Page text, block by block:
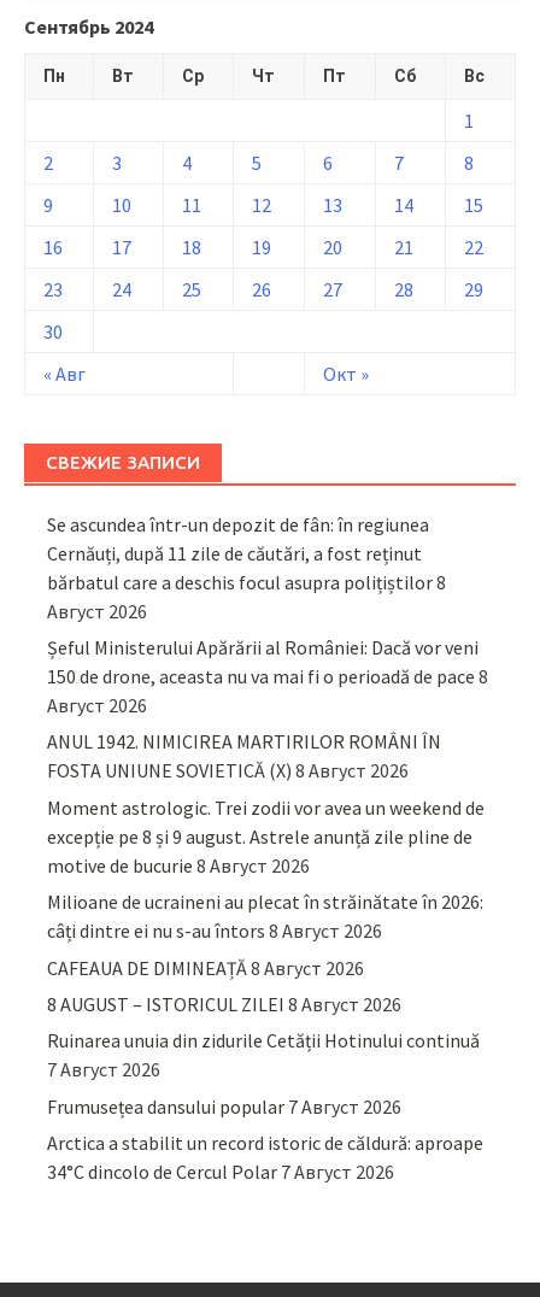
Сентябрь 2024
Пн Вт Ср Чт Пт Сб Вс
« Авг Окт »
1
2
3 4 5 6 7
8
9
10 11 12 13 14
15
16
17 18 19 20 21
22
23
24 25 26 27 28
29
30
СВЕЖИЕ ЗАПИСИ
Se ascundea într-un depozit de fân: în regiunea
Cernăuți, după 11 zile de căutări, a fost reținut
bărbatul care a deschis focul asupra polițiștilor8
Август 2026
Șeful Ministerului Apărării al României: Dacă vor veni
150 de drone, aceasta nu va mai fi o perioadă de pace 8
Август 2026
ANUL 1942. NIMICIREA MARTIRILOR ROMÂNI ÎN
FOSTA UNIUNE SOVIETICĂ (X) 8 Август 2026
Moment astrologic. Trei zodii vor avea un weekend de
excepție pe 8 și 9 august. Astrele anunță zile pline de
motive de bucurie 8 Август 2026
Milioane de ucraineni au plecat în străinătate în 2026:
câți dintre ei nu s-au întors 8 Август 2026
CAFEAUA DE DIMINEAȚĂ8 Август 2026
8 AUGUST – ISTORICUL ZILEI 8 Август 2026
Ruinarea unuia din zidurile Cetății Hotinului continuă
7 Август 2026
Frumusețea dansului popular 7 Август 2026
Arctica a stabilit un record istoric de căldură: aproape
34°C dincolo de Cercul Polar 7 Август 2026